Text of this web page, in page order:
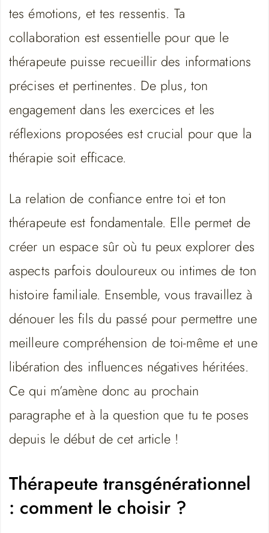
tes émotions, et tes ressentis. Ta
collaboration est essentielle pour que le
thérapeute puisse recueillir des informations
précises et pertinentes. De plus, ton
engagement dans les exercices et les
réflexions proposées est crucial pour que la
thérapie soit efficace.
La relation de confiance entre toi et ton
thérapeute est fondamentale. Elle permet de
créer un espace sûr où tu peux explorer des
aspects parfois douloureux ou intimes de ton
histoire familiale. Ensemble, vous travaillez à
dénouer les fils du passé pour permettre une
meilleure compréhension de toi-même et une
libération des influences négatives héritées.
Ce qui m’amène donc au prochain
paragraphe et à la question que tu te poses
depuis le début de cet article !
Thérapeute transgénérationnel
: comment le choisir ?